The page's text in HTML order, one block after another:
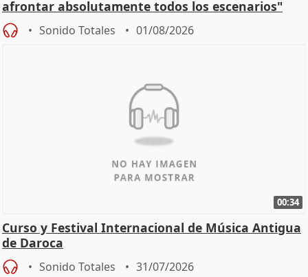
afrontar absolutamente todos los escenarios"
Sonido Totales 01/08/2026
00:34
Curso y Festival Internacional de Música Antigua
de Daroca
Sonido Totales 31/07/2026